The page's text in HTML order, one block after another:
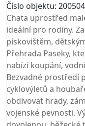
Číslo objektu:
Chata uprostřed
ideální pro rodiny.
pískovištěm,
Přehrada Paseky,
nabízí koupání,
Bezvadné prostředí
cyklovýletů a
obdivovat hrady,
vojenské pevnosti.